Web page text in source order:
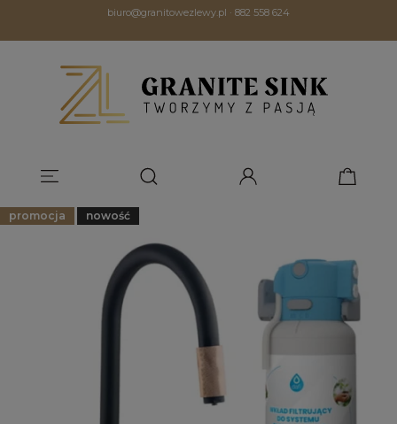
biuro@granitowezlewy.pl · 882 558 624
promocja nowość